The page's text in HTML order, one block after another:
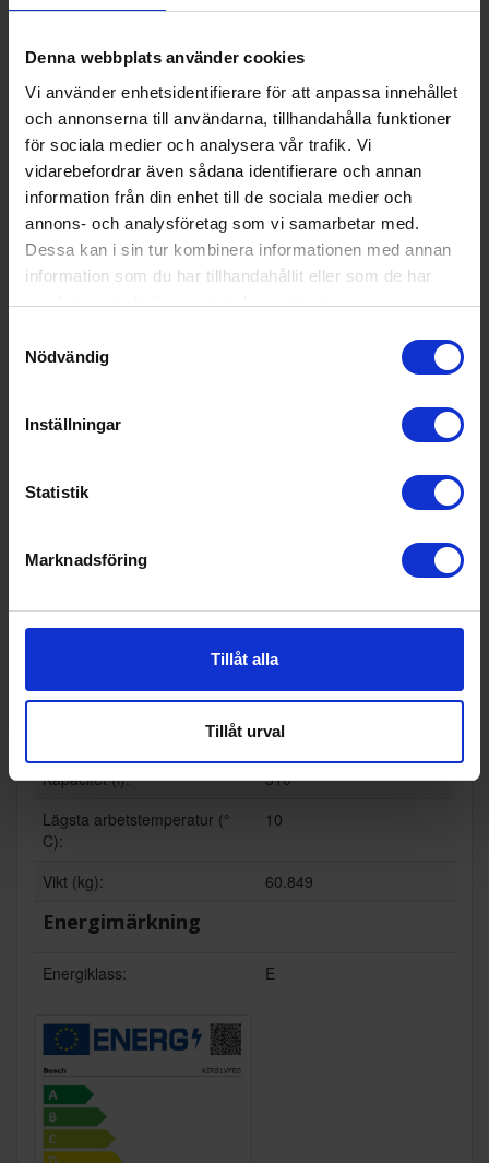
Denna webbplats använder cookies
Vi använder enhetsidentifierare för att anpassa innehållet
och annonserna till användarna, tillhandahålla funktioner
för sociala medier och analysera vår trafik. Vi
vidarebefordrar även sådana identifierare och annan
information från din enhet till de sociala medier och
annons- och analysföretag som vi samarbetar med.
Dessa kan i sin tur kombinera informationen med annan
information som du har tillhandahållit eller som de har
samlat in när du har använt deras tjänster.
Nödvändig
Inställningar
Statistik
Marknadsföring
Tillåt alla
Tillåt urval
Allmän information
Dörrhängning:
Höger
Kylsystem:
Ventilerad
Placering:
Inbyggd
Färg:
Integrerad
Produktgrupp:
Kylskåp
Funktioner och egenskaper
För integrering (Ja/Nej):
UV-skydd dörr (Ja/Nej):
Display på dörr (Ja/Nej):
Passar nya IKEA-metod (Ja/
Wi-Fi anslutning (Ja/Nej): Nej
Kapacitet (l):
310
Lägsta arbetstemperatur (°
C):
10
Vikt (kg): 60.849
Energimärkning
Energiklass: E